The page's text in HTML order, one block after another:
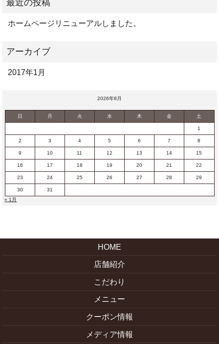
ホームページリニューアルしました。
2017年1月
2026年8月
日 月 火 水 木 金 土
1
2 3 4 5 6 7 8
9 10 11 12 13 14 15
16 17 18 19 20 21 22
23 24 25 26 27 28 29
30
31
« 1月
HOME
店舗紹介
こだわり
メニュー
クーポン情報
メディア情報